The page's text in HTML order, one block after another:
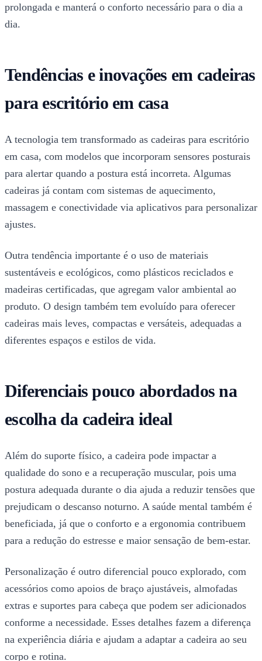
prolongada e manterá o conforto necessário para o dia a
dia.
Tendências e inovações em cadeiras
para escritório em casa
A tecnologia tem transformado as cadeiras para escritório
em casa, com modelos que incorporam sensores posturais
para alertar quando a postura está incorreta. Algumas
cadeiras já contam com sistemas de aquecimento,
massagem e conectividade via aplicativos para personalizar
ajustes.
Outra tendência importante é o uso de materiais
sustentáveis e ecológicos, como plásticos reciclados e
madeiras certificadas, que agregam valor ambiental ao
produto. O design também tem evoluído para oferecer
cadeiras mais leves, compactas e versáteis, adequadas a
diferentes espaços e estilos de vida.
Diferenciais pouco abordados na
escolha da cadeira ideal
Além do suporte físico, a cadeira pode impactar a
qualidade do sono e a recuperação muscular, pois uma
postura adequada durante o dia ajuda a reduzir tensões que
prejudicam o descanso noturno. A saúde mental também é
beneficiada, já que o conforto e a ergonomia contribuem
para a redução do estresse e maior sensação de bem-estar.
Personalização é outro diferencial pouco explorado, com
acessórios como apoios de braço ajustáveis, almofadas
extras e suportes para cabeça que podem ser adicionados
conforme a necessidade. Esses detalhes fazem a diferença
na experiência diária e ajudam a adaptar a cadeira ao seu
corpo e rotina.